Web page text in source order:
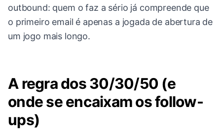
outbound: quem o faz a sério já compreende que
o primeiro email é apenas a jogada de abertura de
um jogo mais longo.
A regra dos 30/30/50 (e
onde se encaixam os follow-
ups)